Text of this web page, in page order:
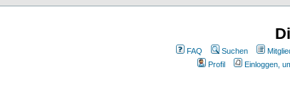
FAQ Suchen
Profil
Einloggen,